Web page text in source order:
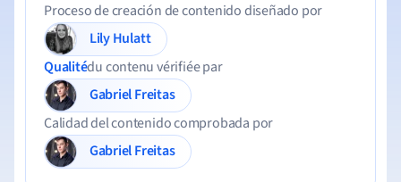
Proceso de creación de contenido diseñado por
Lily Hulatt
Qualitédu contenu vérifiée par
Gabriel Freitas
Calidad del contenido comprobada por
Gabriel Freitas